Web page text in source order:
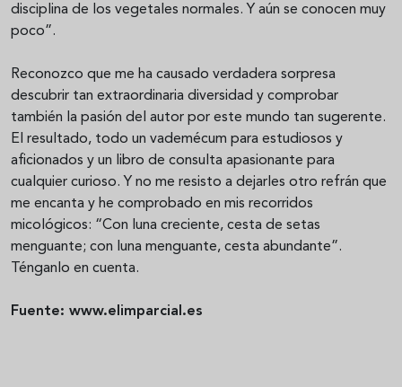
disciplina de los vegetales normales. Y aún se conocen muy
poco”.
Reconozco que me ha causado verdadera sorpresa
descubrir tan extraordinaria diversidad y comprobar
también la pasión del autor por este mundo tan sugerente.
El resultado, todo un vademécum para estudiosos y
aficionados y un libro de consulta apasionante para
cualquier curioso. Y no me resisto a dejarles otro refrán que
me encanta y he comprobado en mis recorridos
micológicos: “Con luna creciente, cesta de setas
menguante; con luna menguante, cesta abundante”.
Ténganlo en cuenta.
Fuente: www.elimparcial.es